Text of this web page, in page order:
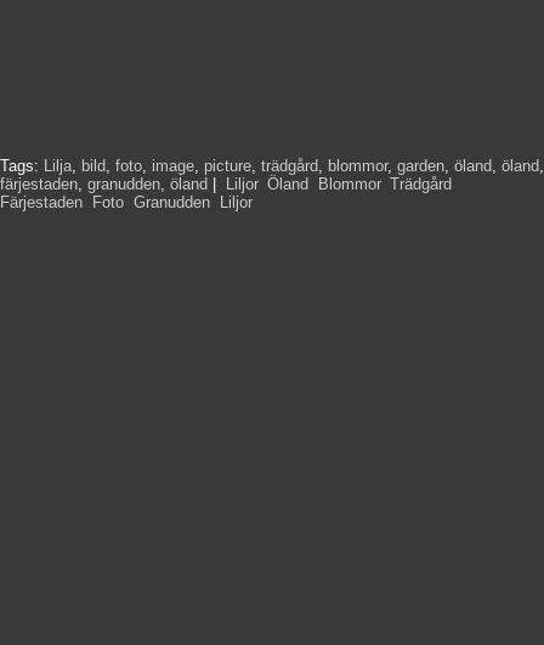
Tags: Lilja, bild, foto, image, picture, trädgård, blommor, garden, öland, öland,
färjestaden, granudden, öland Liljor, Öland Blommor, Trädgård
Färjestaden
Foto Granudden Liljor,